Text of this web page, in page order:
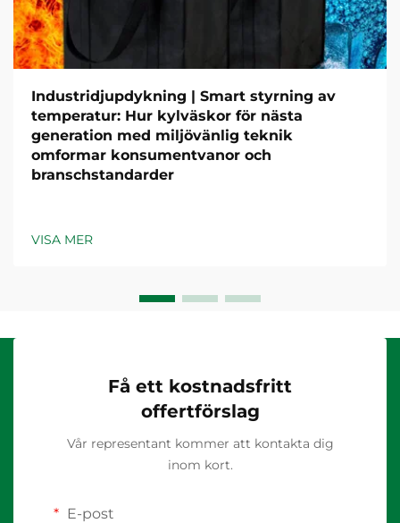
Industridjupdykning | Smart styrning av
temperatur: Hur kylväskor för nästa
generation med miljövänlig teknik
omformar konsumentvanor och
branschstandarder
VISA MER
Få ett kostnadsfritt
offertförslag
Vår representant kommer att kontakta dig
inom kort.
E-post